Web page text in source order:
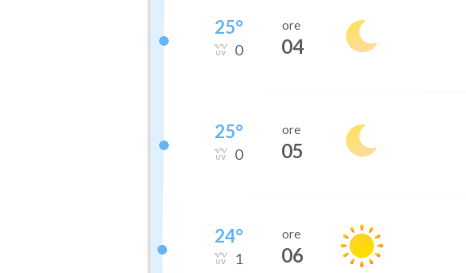
25°
0
ore
04
25°
0
ore
05
24°
1
ore
06